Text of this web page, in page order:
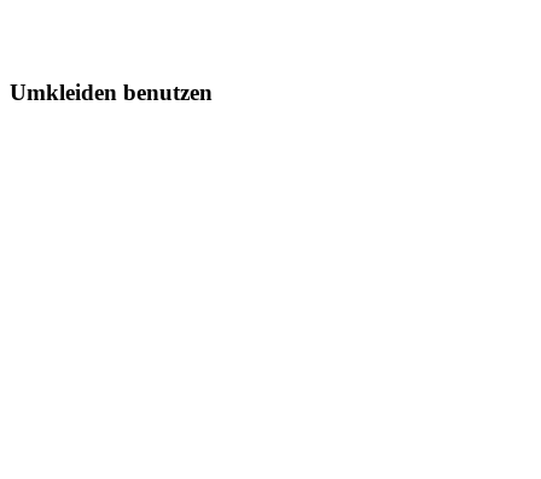
Umkleiden benutzen